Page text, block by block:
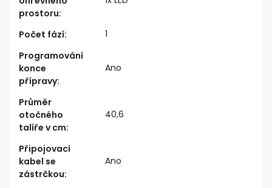
prostoru:
Počet fází:
1
Programování
konce
přípravy:
Ano
Průměr
otočného
talíře v cm:
40,6
Připojovací
kabel se
zástrčkou:
Ano